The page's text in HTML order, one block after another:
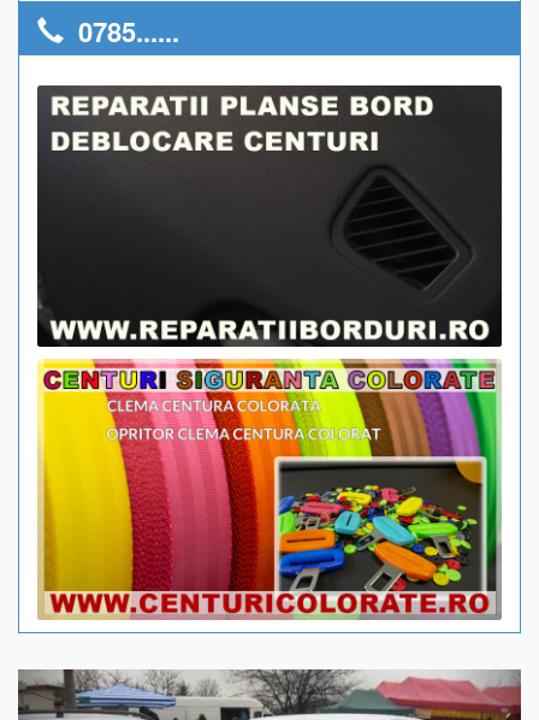
0785......
Previous Next